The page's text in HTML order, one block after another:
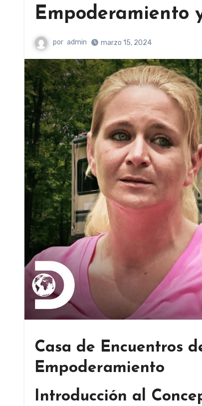
Empoderamiento
por admin marzo 15, 2024
Casa de Encuentros
Empoderamiento
Introducción al